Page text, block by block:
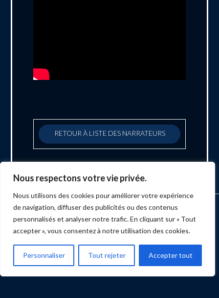
Nous respectons votre vie privée.
Nous utilisons des cookies pour améliorer votre expérience
de navigation, diffuser des publicités ou des contenus
personnalisés et analyser notre trafic. En cliquant sur « Tout
accepter », vous consentez à notre utilisation des cookies.
Personnaliser Tout rejeter Accepter tout
RETOUR À LISTE DES NARRATEURS
ACCUEIL MARKETING PRODUCTION
ÉVÉNEMENTS
SERVICES
NUMÉRISATION
Facebook
X LinkedIn
YouTube
Instagram
PRODUCTION MD